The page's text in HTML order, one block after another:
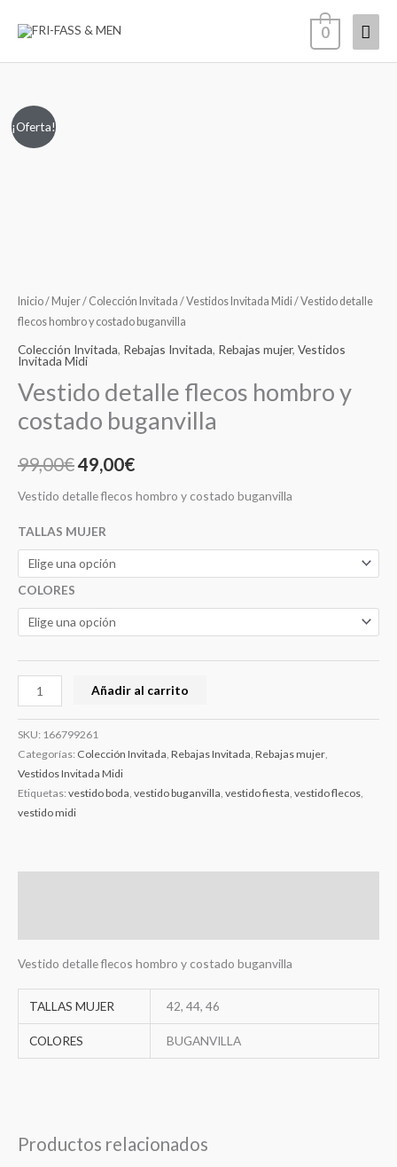
0
¡Oferta!
Inicio/ Mujer/ Colección Invitada /Vestidos Invitada Midi/ Vestido detalle
flecos hombro y costado buganvilla
Colección Invitada, Rebajas Invitada, Rebajas mujer, Vestidos
Invitada Midi
Vestido detalle flecos hombro y
costado buganvilla
99,00€49,00€
Vestido detalle flecos hombro y costado buganvilla
TALLAS MUJER
COLORES
Vestido
detalle
Añadir al carrito
SKU: 166799261
Categorías: Colección Invitada Rebajas Invitada Rebajas mujer
Vestidos Invitada Midi
Etiquetas: vestido boda vestido buganvilla vestido fiesta vestido flecos
vestido midi
Vestido detalle flecos hombro y costado buganvilla
TALLAS MUJER 42, 44, 46
COLORES BUGANVILLA
Productos relacionados